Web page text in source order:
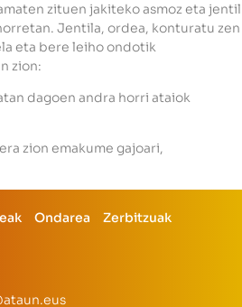
zituen jakiteko asmoz eta jentil
Jentila, ordea, konturatu zen
eta bere leiho ondotik
zion:
dagoen andra horri ataiok
zion emakume gajoari,
Ondarea Zerbitzuak